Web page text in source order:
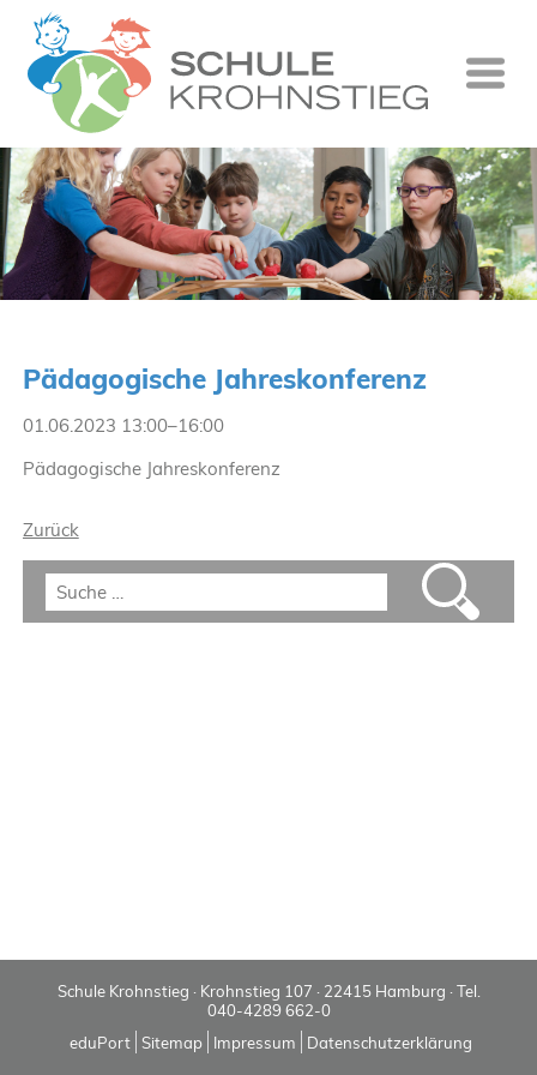
Pädagogische Jahreskonferenz
01.06.2023 13:00–16:00
Pädagogische Jahreskonferenz
Zurück
Schule Krohnstieg · Krohnstieg 107 · 22415 Hamburg · Tel.
040-4289 662-0
eduPort Sitemap Impressum Datenschutzerklärung
Startseite
Wer wir
Was wir
Ganztag